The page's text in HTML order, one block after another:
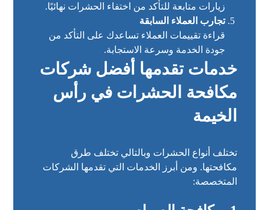
زيارات متابعة للتأكد من اختفاء الحشرات نهائيًا.
تجارب العملاء السابقة
قراءة تقييمات العملاء تساعدك على التأكد من
جودة الخدمة وسرعة الاستجابة.
خدمات تقدمها أفضل شركات
مكافحة الحشرات في رأس
الخيمة
تختلف أنواع الحشرات وبالتالي تختلف طرق
مكافحتها. ومن أبرز الخدمات التي تقدمها الشركات
المتخصصة: